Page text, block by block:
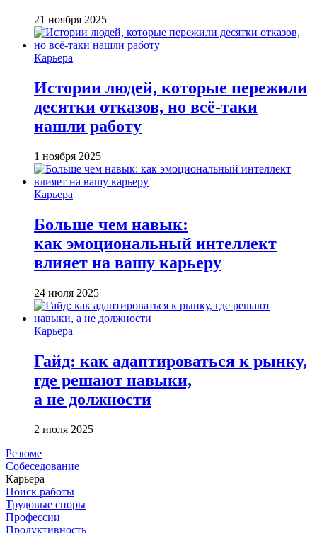
21 ноября 2025
Карьера
Истории людей, которые пережили
десятки отказов, но всё-таки
нашли работу
1 ноября 2025
Карьера
Больше чем навык:
как эмоциональный интеллект
влияет на вашу карьеру
24 июля 2025
Карьера
Гайд: как адаптироваться к рынку,
где решают навыки,
а не должности
2 июля 2025
Резюме
Собеседование
Карьера
Поиск работы
Трудовые споры
Профессии
Продуктивность